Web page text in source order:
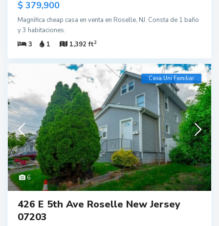
$ 379,900
Magnífica cheap casa en venta en Roselle, NJ. Consta de 1 baño
y 3 habitaciones.
3
1 1,392 ft2
6
Casa Uni Familiar
426 E 5th Ave Roselle New Jersey
07203